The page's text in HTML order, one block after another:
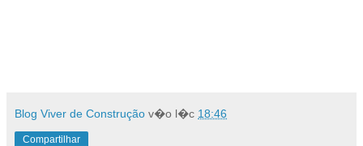
Blog Viver de Construção v�o l�c 18:46
Compartilhar